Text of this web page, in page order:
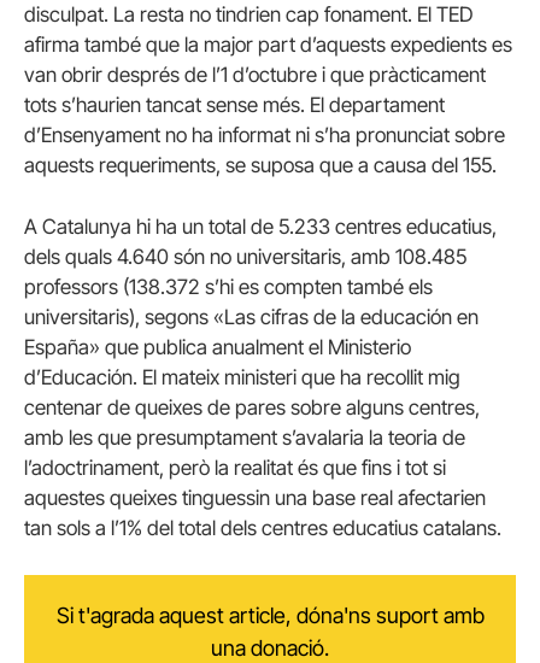
disculpat. La resta no tindrien cap fonament. El TED
afirma també que la major part d’aquests expedients es
van obrir després de l’1 d’octubre i que pràcticament
tots s’haurien tancat sense més. El departament
d’Ensenyament no ha informat ni s’ha pronunciat sobre
aquests requeriments, se suposa que a causa del 155.
A Catalunya hi ha un total de 5.233 centres educatius,
dels quals 4.640 són no universitaris, amb 108.485
professors (138.372 s’hi es compten també els
universitaris), segons «Las cifras de la educación en
España» que publica anualment el Ministerio
d’Educación. El mateix ministeri que ha recollit mig
centenar de queixes de pares sobre alguns centres,
amb les que presumptament s’avalaria la teoria de
l’adoctrinament, però la realitat és que fins i tot si
aquestes queixes tinguessin una base real afectarien
tan sols a l’1% del total dels centres educatius catalans.
Si t'agrada aquest article, dóna'ns suport amb
una donació.